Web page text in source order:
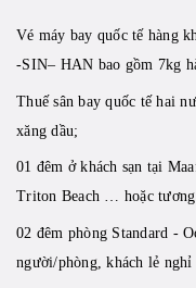
Vé máy bay quốc tế hàng
-SIN– HAN bao gồm 7kg
Thuế sân bay quốc tế hai
xăng dầu;
01 đêm ở khách sạn tại
Triton Beach … hoặc
02 đêm phòng Standard -
người/phòng, khách lẻ